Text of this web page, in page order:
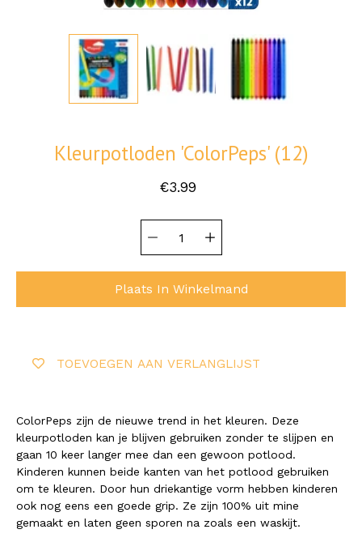
Kleurpotloden 'ColorPeps' (12)
€3.99
variant
selector
Plaats In Winkelmand
TOEVOEGEN AAN VERLANGLIJST
ColorPeps zijn de nieuwe trend in het kleuren. Deze
kleurpotloden kan je blijven gebruiken zonder te slijpen en
gaan 10 keer langer mee dan een gewoon potlood.
Kinderen kunnen beide kanten van het potlood gebruiken
om te kleuren. Door hun driekantige vorm hebben kinderen
ook nog eens een goede grip. Ze zijn 100% uit mine
gemaakt en laten geen sporen na zoals een waskijt.